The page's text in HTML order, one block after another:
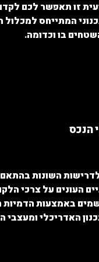
זו תאפשר לכם
המתייחס
בו וכדומה.
הנכס
השונות
העונים על צרכי
באמצעות
האדריכלי ומעצבי